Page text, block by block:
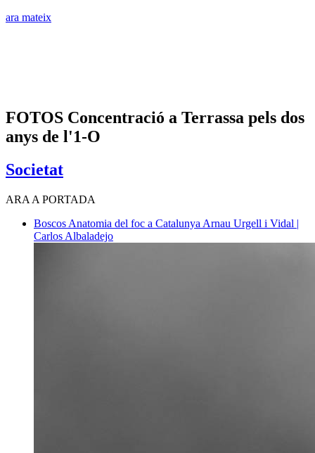
ara mateix
FOTOS Concentració a Terrassa pels dos
anys de l'1-O
Societat
ARA A PORTADA
Boscos Anatomia del foc a Catalunya Arnau Urgell i Vidal |
Carlos Albaladejo